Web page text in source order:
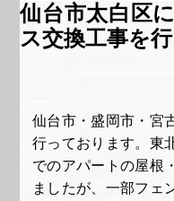
仙台市太白区
ス交換工事を行
仙台市・盛岡市・宮
行っております。東
でのアパートの屋根
ましたが、一部フェ